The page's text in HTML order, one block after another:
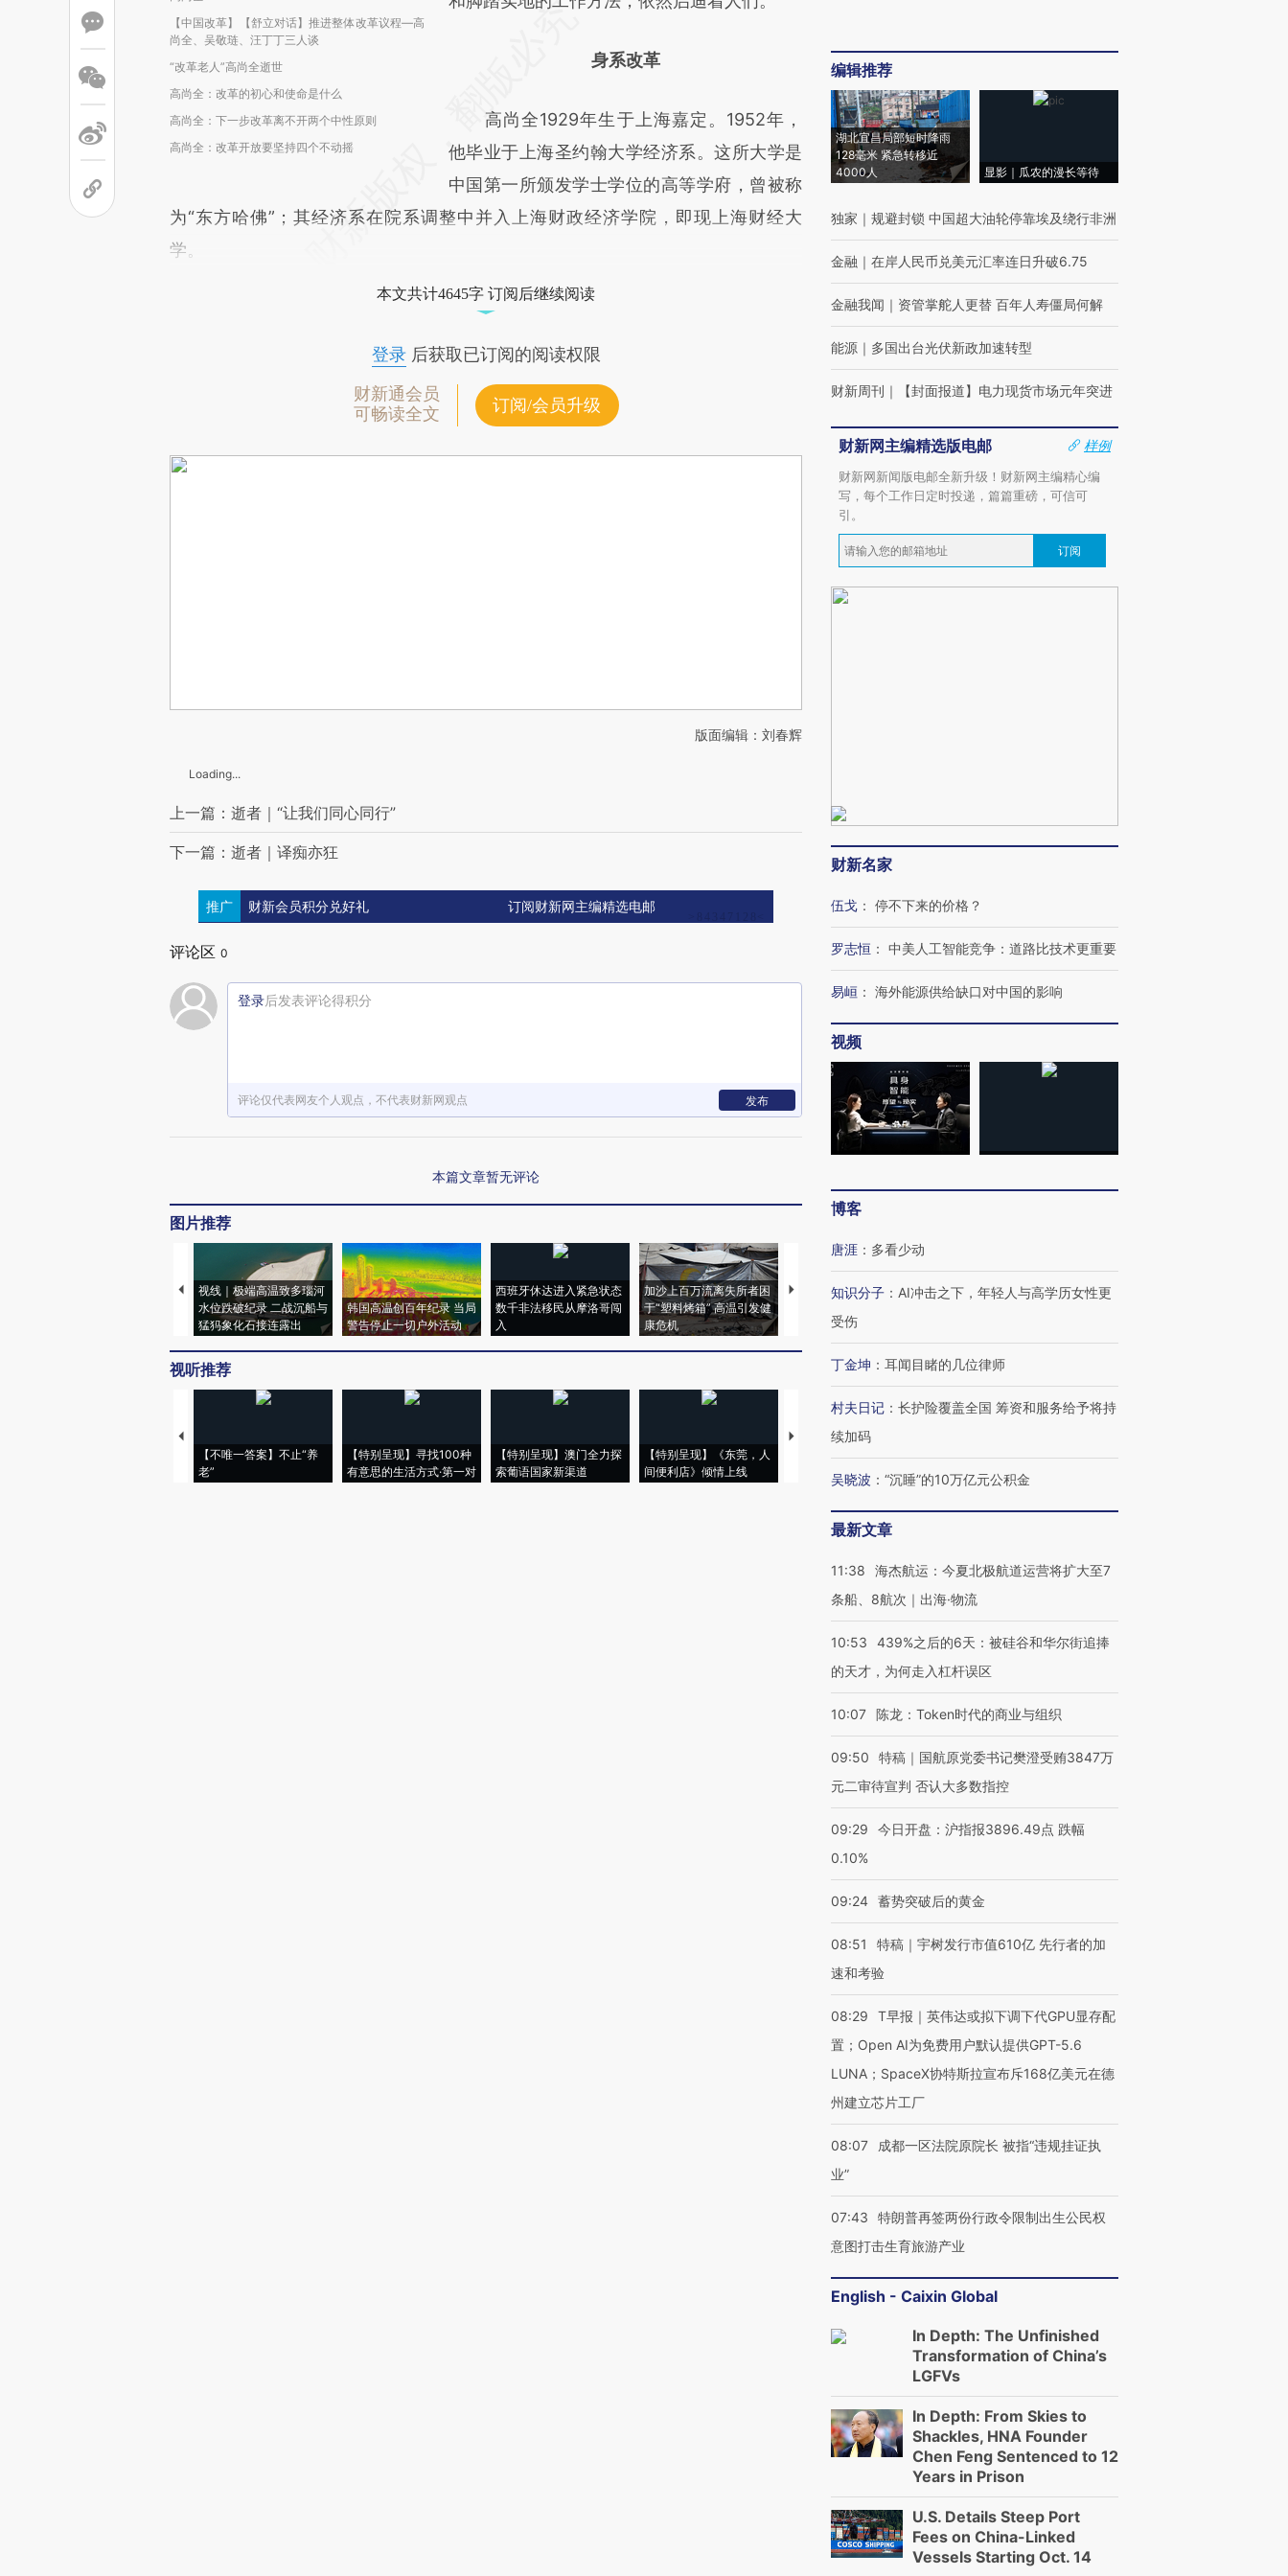
【中国改革】【舒立对话】推进整体改革议程—高
尚全、吴敬琏、汪丁丁三人谈
“改革老人”高尚全逝世
高尚全：改革的初心和使命是什么
高尚全：下一步改革离不开两个中性原则
高尚全：改革开放要坚持四个不动摇
身系改革
高尚全1929年生于上海嘉定。1952年，
他毕业于上海圣约翰大学经济系。这所大学是
中国第一所颁发学士学位的高等学府，曾被称
为“东方哈佛”；其经济系在院系调整中并入上海财政经济学院，即现上海财经大
学。
本文共计4645字 订阅后继续阅读
登录后获取已订阅的阅读权限
财新通会员
可畅读全文
订阅/会员升级
版面编辑：刘春辉
Loading...
上一篇：逝者｜“让我们同心同行”
下一篇：逝者｜译痴亦狂
推广 财新会员积分兑好礼 订阅财新网主编精选电邮
评论区 0
登录后发表评论得积分
评论仅代表网友个人观点，不代表财新网观点 发布
本篇文章暂无评论
图片推荐
视线｜极端高温致多瑙河
水位跌破纪录 二战沉船与
猛犸象化石接连露出
韩国高温创百年纪录 当局
警告停止一切户外活动
西班牙休达进入紧急状态
数千非法移民从摩洛哥闯
入
加沙上百万流离失所者困
于“塑料烤箱” 高温引发健
康危机
视线｜HYROX的吸金
心“花钱找虐”？
马航飞行员跨国走私7万
视线｜被称为“蟑螂”的印
视听推荐
【不唯一答案】不止“养
老”
【特别呈现】寻找100种
有意思的生活方式·第一对
【特别呈现】澳门全力探
索葡语国家新渠道
【特别呈现】《东莞，人
间便利店》倾情上线
【推广】走进第四届链博
会，让数智科技“链”接产
【特别呈现】寻找100种
有意思的生活方式·第三对
CFO：不靠规模取胜，华
编辑推荐
湖北宜昌局部短时降雨
128毫米 紧急转移近
4000人
显影｜瓜农的漫长等待
独家 ｜ 规避封锁 中国超大油轮停靠埃及绕行非洲
金融 ｜ 在岸人民币兑美元汇率连日升破6.75
金融我闻 ｜ 资管掌舵人更替 百年人寿僵局何解
能源 ｜ 多国出台光伏新政加速转型
财新周刊 ｜ 【封面报道】电力现货市场元年突进
财新网主编精选版电邮
样例
财新网新闻版电邮全新升级！财新网主编精心编
写，每个工作日定时投递，篇篇重磅，可信可
引。
订阅
财新名家
伍戈 ： 停不下来的价格？
罗志恒 ： 中美人工智能竞争：道路比技术更重要
易峘 ： 海外能源供给缺口对中国的影响
视频
博客
唐涯 ： 多看少动
知识分子 ： AI冲击之下，年轻人与高学历女性更
受伤
丁金坤 ： 耳闻目睹的几位律师
村夫日记 ： 长护险覆盖全国 筹资和服务给予将持
续加码
吴晓波 ： “沉睡”的10万亿元公积金
最新文章
11:38
海杰航运：今夏北极航道运营将扩大至7
条船、8航次｜出海·物流
10:53
439%之后的6天：被硅谷和华尔街追捧
的天才，为何走入杠杆误区
10:07 陈龙：Token时代的商业与组织
09:50
特稿｜国航原党委书记樊澄受贿3847万
元二审待宣判 否认大多数指控
09:29
今日开盘：沪指报3896.49点 跌幅
0.10%
09:24 蓄势突破后的黄金
08:51
特稿｜宇树发行市值610亿 先行者的加
速和考验
08:29
T早报｜英伟达或拟下调下代GPU显存配
置；Open AI为免费用户默认提供GPT-5.6
LUNA；SpaceX协特斯拉宣布斥168亿美元在德
州建立芯片工厂
08:07
成都一区法院原院长 被指“违规挂证执
业”
07:43
特朗普再签两份行政令限制出生公民权
意图打击生育旅游产业
English - Caixin Global
In Depth: The Unfinished
Transformation of China’s
LGFVs
In Depth: From Skies to
Shackles, HNA Founder
Chen Feng Sentenced to 12
Years in Prison
U.S. Details Steep Port
Fees on China-Linked
Vessels Starting Oct. 14